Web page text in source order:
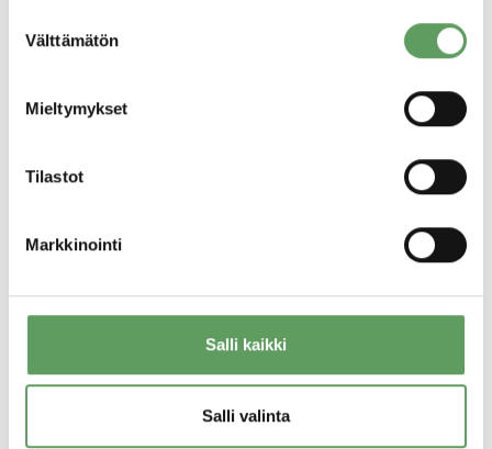
valinta
Välttämätön
Mieltymykset
Tilastot
Markkinointi
Salli kaikki
Salli valinta
020 710 1237
Helsinki